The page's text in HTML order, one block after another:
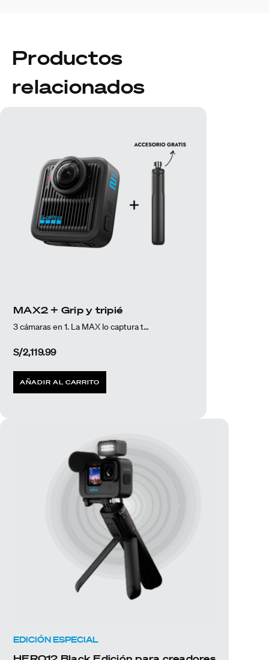
Productos
relacionados
MAX2 + Grip y tripié
3 cámaras en 1. La MAX lo captura todo.
S/2,119.99
AÑADIR AL CARRITO
EDICIÓN ESPECIAL